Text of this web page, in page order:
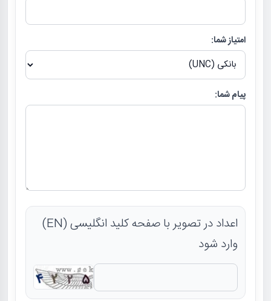
امتیاز شما:
پیام شما:
اعداد در تصویر با صفحه کلید انگلیسی (EN)
وارد شود